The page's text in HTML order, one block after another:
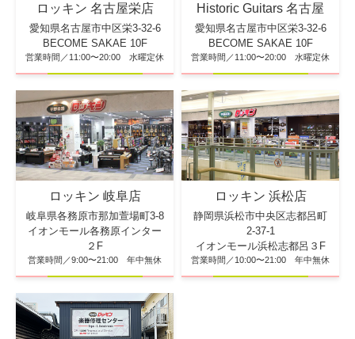
ロッキン 名古屋栄店
愛知県名古屋市中区栄3-32-6
BECOME SAKAE 10F
営業時間／11:00〜20:00 水曜定休
Historic Guitars 名古屋
愛知県名古屋市中区栄3-32-6
BECOME SAKAE 10F
営業時間／11:00〜20:00 水曜定休
ロッキン 岐阜店
岐阜県各務原市那加萱場町3-8
イオンモール各務原インター
２F
営業時間／9:00〜21:00 年中無休
ロッキン 浜松店
静岡県浜松市中央区志都呂町
2-37-1
イオンモール浜松志都呂３F
営業時間／10:00〜21:00 年中無休